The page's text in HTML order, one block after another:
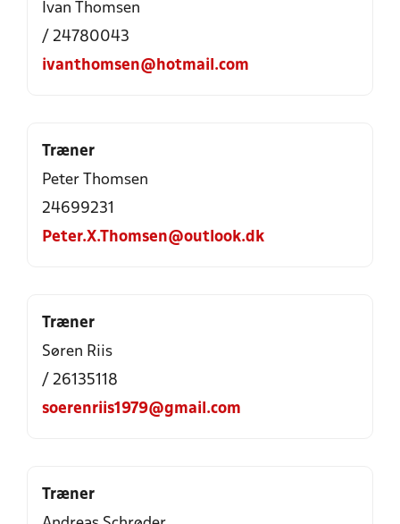
Ivan Thomsen
/ 24780043
ivanthomsen@hotmail.com
Træner
Peter Thomsen
24699231
Peter.X.Thomsen@outlook.dk
Træner
Søren Riis
/ 26135118
soerenriis1979@gmail.com
Træner